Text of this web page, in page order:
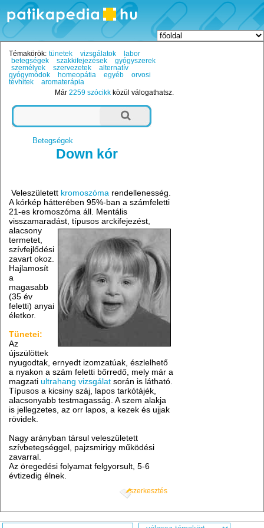
Témakörök: tünetek vizsgálatok
labor
betegségek
szakkifejezések
gyógyszerek
személyek
szervezetek
alternatív
gyógymódok
homeopátia egyéb
orvosi
tévhitek
aromaterápia
Már2259 szócikk közül válogathatsz.
Betegségek
Down kór
Veleszületett kromoszóma rendellenesség.
A kórkép hátterében 95%-ban a számfeletti
21-es kromoszóma áll. Mentális
visszamaradást, típusos arckifejezést,
alacsony
termetet,
szívfejlődési
zavart okoz.
Hajlamosít
a
magasabb
(35 év
feletti) anyai
életkor.
Tünetei:
Az
újszülöttek
nyugodtak, ernyedt izomzatúak, észlelhető
a nyakon a szám feletti bőrredő, mely már a
magzatiultrahang vizsgálat során is látható.
Típusos a kicsiny száj, lapos tarkótájék,
alacsonyabb testmagasság. A szem alakja
is jellegzetes, az orr lapos, a kezek és ujjak
rövidek.
Nagy arányban társul veleszületett
szívbetegséggel, pajzsmirigy működési
zavarral.
Az öregedési folyamat felgyorsult, 5-6
évtizedig élnek.
szerkesztés